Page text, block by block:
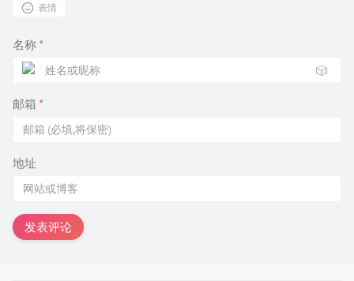
表情
名称 *
🎲
邮箱 *
地址
发表评论